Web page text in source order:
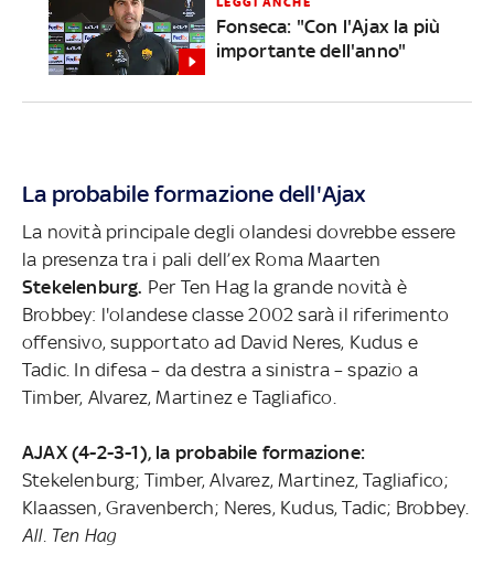
Fonseca: "Con l'Ajax la più
importante dell'anno"
La probabile formazione dell'Ajax
La novità principale degli olandesi dovrebbe essere
la presenza tra i pali dell’ex Roma Maarten
Stekelenburg. Per Ten Hag la grande novità è
Brobbey: l'olandese classe 2002 sarà il riferimento
offensivo, supportato ad David Neres, Kudus e
Tadic. In difesa – da destra a sinistra – spazio a
Timber, Alvarez, Martinez e Tagliafico.
AJAX (4-2-3-1), la probabile formazione:
Stekelenburg; Timber, Alvarez, Martinez, Tagliafico;
Klaassen, Gravenberch; Neres, Kudus, Tadic; Brobbey.
All. Ten Hag